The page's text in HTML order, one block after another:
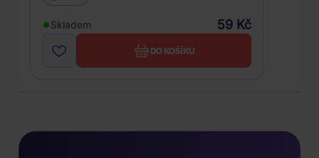
Skladem 59 Kč
DO KOŠÍKU